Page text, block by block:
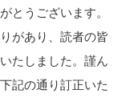
とうございます。
があり、読者の皆
たしました。謹ん
記の通り訂正いた